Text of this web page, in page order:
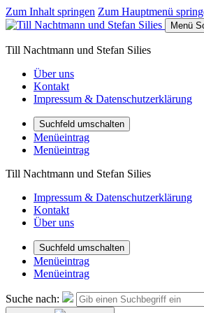
Zum Inhalt springen Zum Hauptmenü
Menü
Till Nachtmann und Stefan Silies
Über uns
Kontakt
Impressum & Datenschutzerklärung
Suchfeld umschalten
Menüeintrag
Menüeintrag
Till Nachtmann und Stefan Silies
Impressum & Datenschutzerklärung
Kontakt
Über uns
Suchfeld umschalten
Menüeintrag
Menüeintrag
Suche nach: